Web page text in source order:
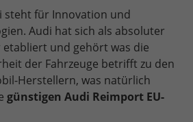
steht für Innovation und
Audi hat sich als absoluter
und gehört was die
der Fahrzeuge betrifft zu den
Herstellern, was natürlich
günstigen Audi Reimport EU-